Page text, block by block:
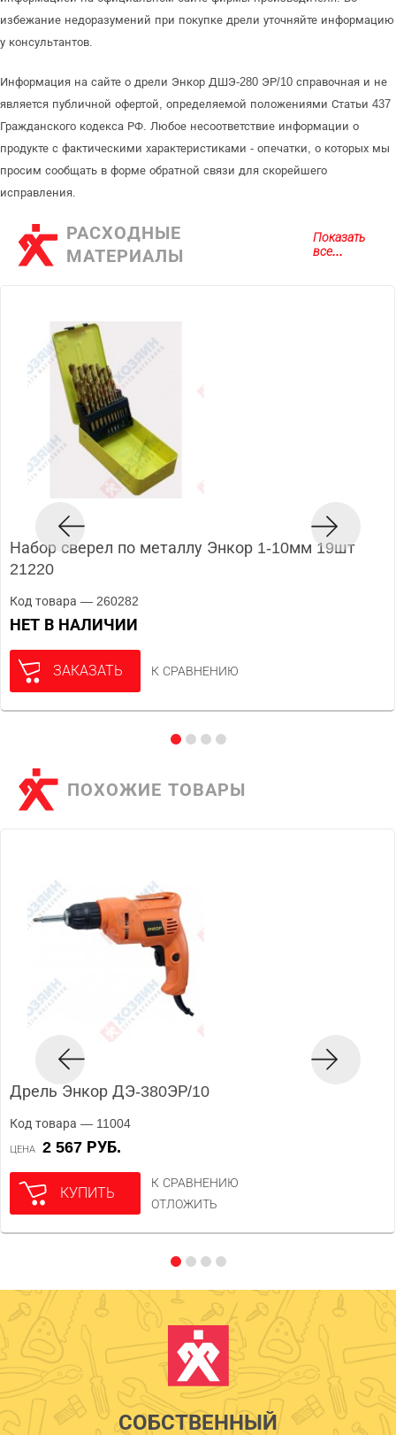
избежание недоразумений при покупке дрели уточняйте информацию
у консультантов.
Информация на сайте о дрели Энкор ДШЭ-280 ЭР/10 справочная и не
является публичной офертой, определяемой положениями Статьи 437
Гражданского кодекса РФ. Любое несоответствие информации о
продукте с фактическими характеристиками - опечатки, о которых мы
просим сообщать в форме обратной связи для скорейшего
исправления.
РАСХОДНЫЕ
МАТЕРИАЛЫ
Показать
все...
Набор сверел по металлу Энкор 1-10мм 19шт
21220
Код товара — 260282
НЕТ В НАЛИЧИИ
ЗАКАЗАТЬ К СРАВНЕНИЮ
ПОХОЖИЕ ТОВАРЫ
Дрель Энкор ДЭ-380ЭР/10
Код товара — 11004
ЦЕНА 2 567 РУБ.
КУПИТЬ
К СРАВНЕНИЮ
ОТЛОЖИТЬ
СОБСТВЕННЫЙ